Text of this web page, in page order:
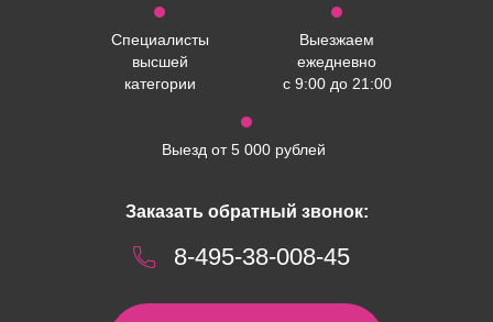
Выезд от 5 000 рублей
Специалисты
высшей
категории
Выезжаем
ежедневно
с 9:00 до 21:00
Заказать обратный звонок:
8-495-38-008-45